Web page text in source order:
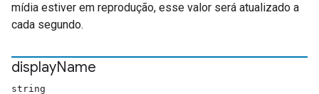
mídia estiver em reprodução, esse valor será atualizado a
cada segundo.
displayName
string